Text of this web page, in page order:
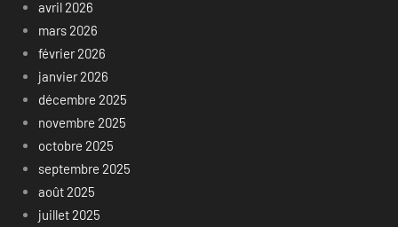
avril 2026
mars 2026
février 2026
janvier 2026
décembre 2025
novembre 2025
octobre 2025
septembre 2025
août 2025
juillet 2025